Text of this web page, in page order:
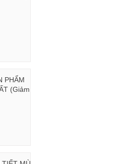
PHẨM
(Giảm từ